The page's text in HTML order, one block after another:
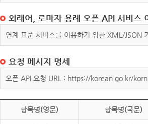
외래어, 로마자 용례 오픈 API 서비스
연계 표준 서비스를 이용하기 위한 XML/JSON
요청 메시지 명세
오픈 API 요청 URL : https://korean.go.kr/
항목명(영문) 항목명(국문)